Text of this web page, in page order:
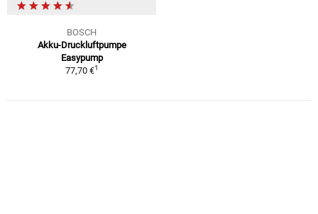
BOSCH
Akku-Druckluftpumpe
Easypump
77,70 €1